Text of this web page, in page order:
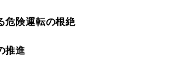
険運転の根絶
推進